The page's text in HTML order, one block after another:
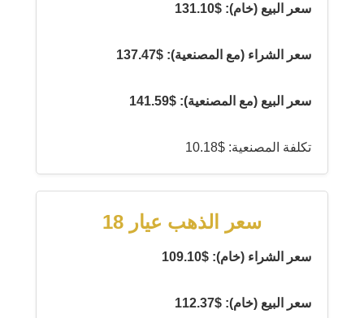
سعر البيع (خام): $131.10
سعر الشراء (مع المصنعية): $137.47
سعر البيع (مع المصنعية): $141.59
تكلفة المصنعية: $10.18
سعر الذهب عيار 18
سعر الشراء (خام): $109.10
سعر البيع (خام): $112.37